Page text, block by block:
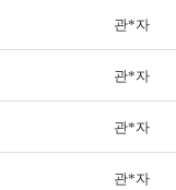
관*자
관*자
관*자
관*자